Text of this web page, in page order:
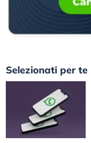
Selezionati per te